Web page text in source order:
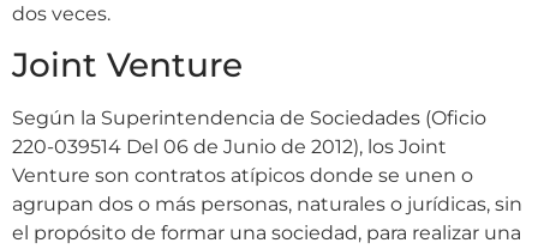
dos veces.
Joint Venture
Según la Superintendencia de Sociedades (Oficio
220-039514 Del 06 de Junio de 2012), los Joint
Venture son contratos atípicos donde se unen o
agrupan dos o más personas, naturales o jurídicas, sin
el propósito de formar una sociedad, para realizar una